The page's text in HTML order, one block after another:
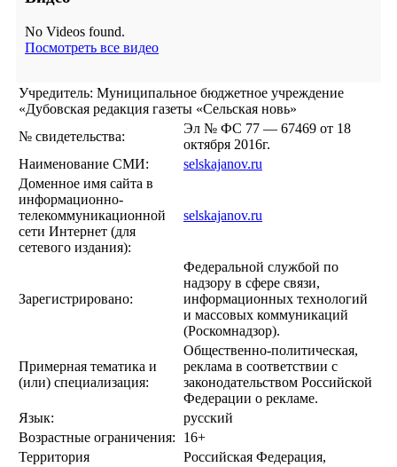
No Videos found.
Посмотреть все видео
Учредитель: Муниципальное бюджетное учреждение
«Дубовская редакция газеты «Сельская новь»
№ свидетельства:
Эл № ФС 77 — 67469 от 18
октября 2016г.
Наименование СМИ:
selskajanov.ru
Доменное имя сайта в
информационно-
телекоммуникационной
сети Интернет (для
сетевого издания):
selskajanov.ru
Зарегистрировано:
Федеральной службой по
надзору в сфере связи,
информационных технологий
и массовых коммуникаций
(Роскомнадзор).
Примерная тематика и
(или) специализация:
Общественно-политическая,
реклама в соответствии с
законодательством Российской
Федерации о рекламе.
Язык:
русский
Возрастные ограничения:
16+
Территория
Российская Федерация,